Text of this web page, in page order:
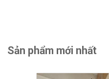
Sản phẩm mới nhất